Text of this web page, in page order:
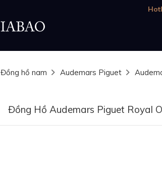
Đồng hồ nam Audemars Piguet
Đồng Hồ Audemars Piguet Royal